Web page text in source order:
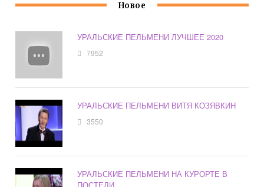
Новое
УРАЛЬСКИЕ ПЕЛЬМЕНИ ЛУЧШЕЕ 2020
7952
УРАЛЬСКИЕ ПЕЛЬМЕНИ ВИТЯ КОЗЯВКИН
3550
УРАЛЬСКИЕ ПЕЛЬМЕНИ НА КУРОРТЕ В